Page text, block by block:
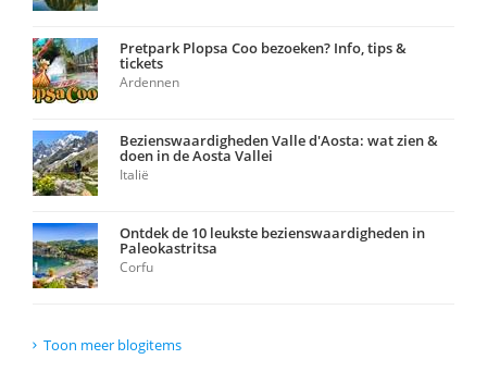
Pretpark Plopsa Coo bezoeken? Info, tips &
tickets
Ardennen
Bezienswaardigheden Valle d'Aosta: wat zien &
doen in de Aosta Vallei
Italië
Ontdek de 10 leukste bezienswaardigheden in
Paleokastritsa
Corfu
Toon meer blogitems